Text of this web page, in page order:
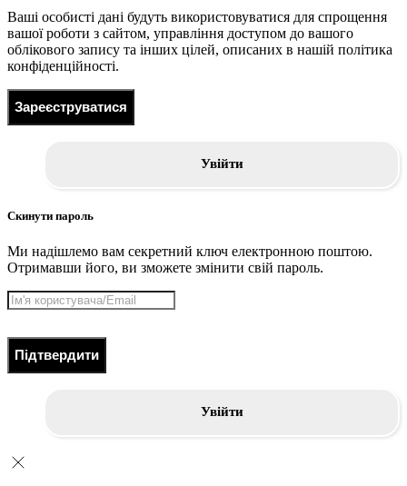
Ваші особисті дані будуть використовуватися для спрощення
вашої роботи з сайтом, управління доступом до вашого
облікового запису та інших цілей, описаних в нашій політика
конфіденційності.
Зареєструватися
Увійти
Скинути пароль
Ми надішлемо вам секретний ключ електронною поштою.
Отримавши його, ви зможете змінити свій пароль.
Підтвердити
Увійти